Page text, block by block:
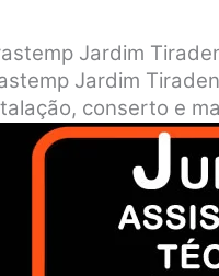
Jardim
Jardim
conserto e